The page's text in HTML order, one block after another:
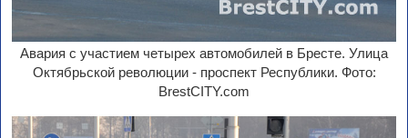
Авария с участием четырех автомобилей в Бресте. Улица
Октябрьской революции - проспект Республики. Фото:
BrestCITY.com